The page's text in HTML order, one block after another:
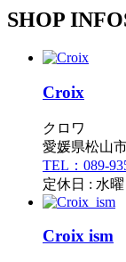
SHOP INFO
Croix
クロワ
愛媛県松山
TEL：089-
定休日 : 水曜
Croix ism